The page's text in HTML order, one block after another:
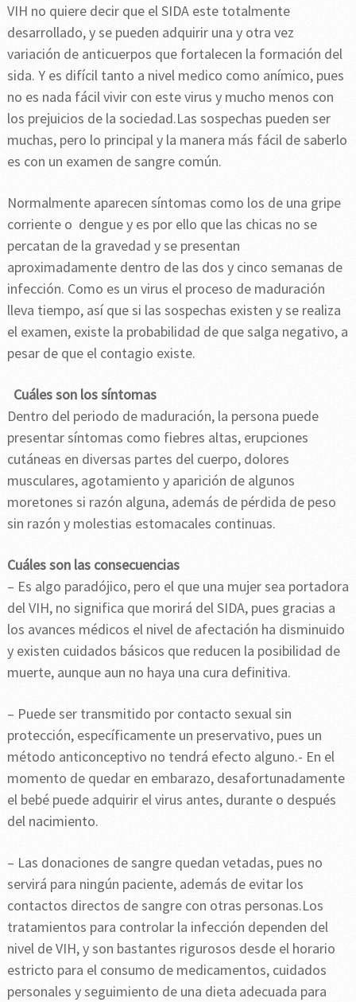
VIH no quiere decir que el SIDA este totalmente
desarrollado, y se pueden adquirir una y otra vez
variación de anticuerpos que fortalecen la formación del
sida. Y es difícil tanto a nivel medico como anímico, pues
no es nada fácil vivir con este virus y mucho menos con
los prejuicios de la sociedad.Las sospechas pueden ser
muchas, pero lo principal y la manera más fácil de saberlo
es con un examen de sangre común.
Normalmente aparecen síntomas como los de una gripe
corriente o dengue y es por ello que las chicas no se
percatan de la gravedad y se presentan
aproximadamente dentro de las dos y cinco semanas de
infección. Como es un virus el proceso de maduración
lleva tiempo, así que si las sospechas existen y se realiza
el examen, existe la probabilidad de que salga negativo, a
pesar de que el contagio existe.
Cuáles son los síntomas
Dentro del periodo de maduración, la persona puede
presentar síntomas como fiebres altas, erupciones
cutáneas en diversas partes del cuerpo, dolores
musculares, agotamiento y aparición de algunos
moretones si razón alguna, además de pérdida de peso
sin razón y molestias estomacales continuas.
Cuáles son las consecuencias
– Es algo paradójico, pero el que una mujer sea portadora
del VIH, no significa que morirá del SIDA, pues gracias a
los avances médicos el nivel de afectación ha disminuido
y existen cuidados básicos que reducen la posibilidad de
muerte, aunque aun no haya una cura definitiva.
– Puede ser transmitido por contacto sexual sin
protección, específicamente un preservativo, pues un
método anticonceptivo no tendrá efecto alguno.- En el
momento de quedar en embarazo, desafortunadamente
el bebé puede adquirir el virus antes, durante o después
del nacimiento.
– Las donaciones de sangre quedan vetadas, pues no
servirá para ningún paciente, además de evitar los
contactos directos de sangre con otras personas.Los
tratamientos para controlar la infección dependen del
nivel de VIH, y son bastantes rigurosos desde el horario
estricto para el consumo de medicamentos, cuidados
personales y seguimiento de una dieta adecuada para